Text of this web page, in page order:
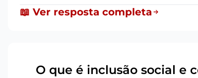
📖 Ver resposta completa
O que é inclusão social e